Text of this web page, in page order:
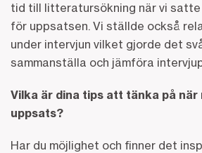
tid till litteratursökning när vi satte
för uppsatsen. Vi ställde också
under intervjun vilket gjorde det
sammanställa och jämföra
Vilka är dina tips att tänka på när
uppsats?
Har du möjlighet och finner det